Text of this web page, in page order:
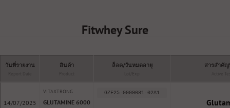
Fitwhey Sure
วันที่รายงาน สินค้า ล็อค/วันหมดอายุ สารสำคัญ
14/07/2025
VITAXTRONG
GLUTAMINE 6000
GZF25-0009681-02A1